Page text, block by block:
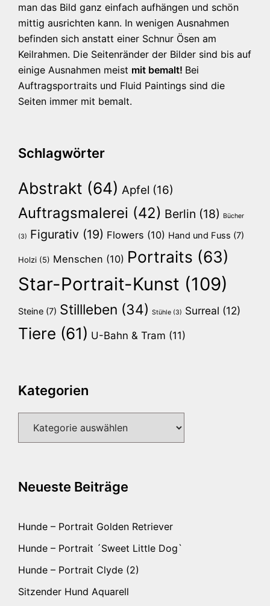
man das Bild ganz einfach aufhängen und schön
mittig ausrichten kann. In wenigen Ausnahmen
befinden sich anstatt einer Schnur Ösen am
Keilrahmen. Die Seitenränder der Bilder sind bis auf
einige Ausnahmen meist mit bemalt! Bei
Auftragsportraits und Fluid Paintings sind die
Seiten immer mit bemalt.
Schlagwörter
Abstrakt (64) Apfel (16)
Auftragsmalerei (42) Berlin (18) Bücher
(3) Figurativ (19) Flowers (10) Hand und Fuss (7)
Holzi (5) Menschen (10) Portraits (63)
Star-Portrait-Kunst (109)
Steine (7) Stillleben (34) Stühle (3) Surreal (12)
Tiere (61) U-Bahn & Tram (11)
Kategorien
Neueste Beiträge
Hunde – Portrait Golden Retriever
Hunde – Portrait ´Sweet Little Dog`
Hunde – Portrait Clyde (2)
Sitzender Hund Aquarell